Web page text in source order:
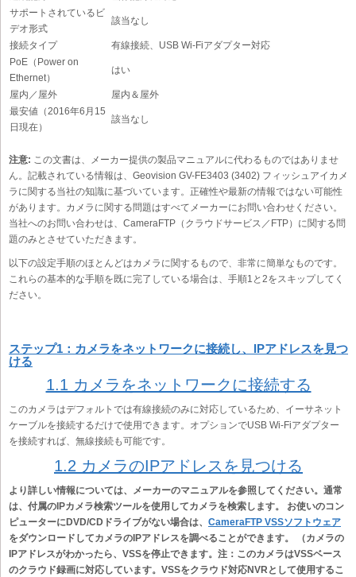
サポートされているビ
デオ形式
該当なし
接続タイプ
有線接続、USB Wi-Fiアダプター対応
PoE（Power on
Ethernet）
はい
屋内／屋外
屋内＆屋外
最安値（2016年6月15
日現在）
該当なし
注意: この文書は、メーカー提供の製品マニュアルに代わるものではありませ
ん。記載されている情報は、Geovision GV-FE3403 (3402) フィッシュアイカメ
ラに関する当社の知識に基づいています。正確性や最新の情報ではない可能性
があります。カメラに関する問題はすべてメーカーにお問い合わせください。
当社へのお問い合わせは、CameraFTP（クラウドサービス／FTP）に関する問
題のみとさせていただきます。
以下の設定手順のほとんどはカメラに関するもので、非常に簡単なものです。
これらの基本的な手順を既に完了している場合は、手順1と2をスキップしてく
ださい。
ステップ1：カメラをネットワークに接続し、IPアドレスを見つ
ける
1.1 カメラをネットワークに接続する
このカメラはデフォルトでは有線接続のみに対応しているため、イーサネット
ケーブルを接続するだけで使用できます。オプションでUSB Wi-Fiアダプター
を接続すれば、無線接続も可能です。
1.2 カメラのIPアドレスを見つける
より詳しい情報については、メーカーのマニュアルを参照してください。通常
は、付属のIPカメラ検索ツールを使用してカメラを検索します。 お使いのコン
ピューターにDVD/CDドライブがない場合は、 CameraFTP VSSソフトウェア
をダウンロードしてカメラのIPアドレスを調べることができます。 （カメラの
IPアドレスがわかったら、VSSを停止できます。注：このカメラはVSSベース
のクラウド録画に対応しています。VSSをクラウド対応NVRとして使用するこ